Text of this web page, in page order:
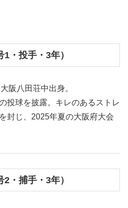
・投手・3年）
阪八田荘中出身。
投球を披露。キレのあるストレ
封じ、2025年夏の大阪府大会
・捕手・3年）